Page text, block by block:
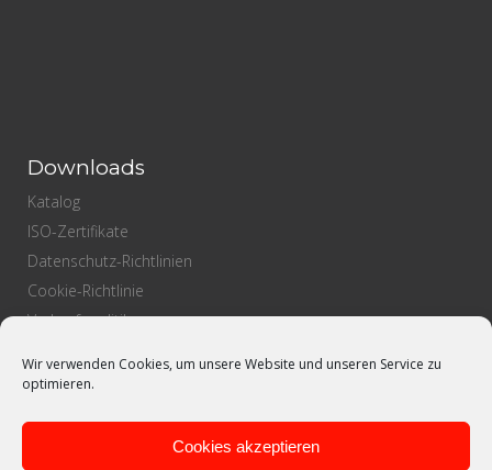
Wir verwenden Cookies, um unsere Website und unseren Service zu
optimieren.
Cookies akzeptieren
Downloads
Katalog
ISO-Zertifikate
Datenschutz-Richtlinien
Cookie-Richtlinie
Verkaufspolitik
Qualitätspolitik